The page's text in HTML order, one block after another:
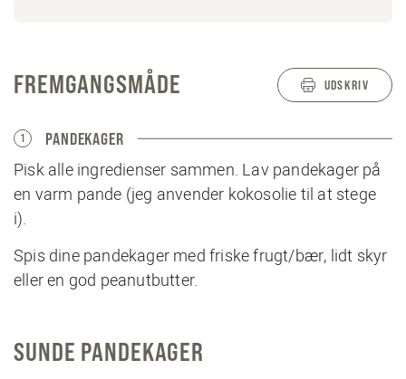
FREMGANGSMÅDE UDSKRIV
1 PANDEKAGER
Pisk alle ingredienser sammen. Lav pandekager på
en varm pande (jeg anvender kokosolie til at stege
i).
Spis dine pandekager med friske frugt/bær, lidt skyr
eller en god peanutbutter.
SUNDE PANDEKAGER